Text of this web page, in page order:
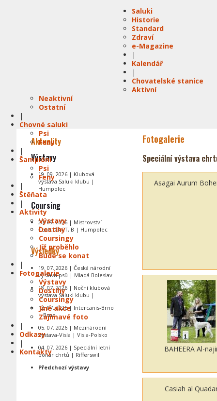
Saluki
Historie
Standard
Zdraví
e-Magazine
|
Kalendář
|
Chovatelské stanice
Aktivní
Neaktivní
Ostatní
|
Chovné saluki
Psi
Feny
|
Šampióni
Psi
Feny
|
Štěňata
|
Aktivity
Výstavy
Dostihy
Coursingy
Již proběhlo
Bude se konat
|
Fotogalerie
Výstavy
Dostihy
Coursingy
Jiné akce
Zajímavé foto
|
Odkazy
|
Kontakty
Fotogalerie
Speciální výstava
Asagai Aurum
BAHEERA Al-
Casiah al
Aktuality
Výstavy
19. 09. 2026 | Klubová
výstava Saluki klubu |
Humpolec
Coursing
20. 09. 2026 | Mistrovství
Čech, CACT, B | Humpolec
Výsledky
19. 07. 2026 | Česká národní
výstava psů | Mladá Boleslav
18. 07. 2026 | Noční klubová
výstava Saluki klubu |
12. 07. 2026 | Intercanis-Brno
| Brno
05. 07. 2026 | Mezinárodní
výstava-Visla | Visla-Polsko
04. 07. 2026 | Speciální letní
pohár chrtů | Rifferswil
Předchozí výstavy